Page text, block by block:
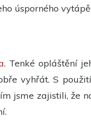
úsporného
. Tenké opláštění
vyhřát. S
jsme zajistili, že
šanci na zobrazení
personalizovaného
obsahu a nabídek.